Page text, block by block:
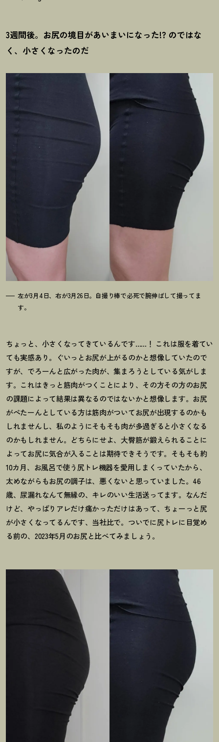
3週間後。お尻の境目があいまいになった!? のではな
く、小さくなったのだ
左が3月4日、右が3月26日。自撮り棒で必死で腕伸ばして撮ってま
す。
ちょっと、小さくなってきているんです…… ！ これは服を着てい
ても実感あり。ぐいっとお尻が上がるのかと想像していたので
すが、でろーんと広がった肉が、集まろうとしている気がしま
す。これはきっと筋肉がつくことにより、その方その方のお尻
の課題によって結果は異なるのではないかと想像します。お尻
がぺたーんとしている方は筋肉がついてお尻が出現するのかも
しれませんし、私のようにそもそも肉が多過ぎると小さくなる
のかもしれません。どちらにせよ、大臀筋が鍛えられることに
よってお尻に気合が入ることは期待できそうです。そもそも約
10カ月、お風呂で使う尻トレ機器を愛用しまくっていたから、
太めながらもお尻の調子は、悪くないと思っていました。46
歳、尿漏れなんて無縁の、キレのいい生活送ってます。なんだ
けど、やっぱりアレだけ痛かっただけはあって、ちょーっと尻
が小さくなってるんです、当社比で。ついでに尻トレに目覚め
る前の、2023年5月のお尻と比べてみましょう。